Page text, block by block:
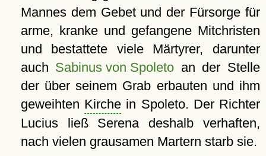
Mannes dem Gebet und der Fürsorge für
arme, kranke und gefangene Mitchristen
und bestattete viele Märtyrer, darunter
auch Sabinus von Spoleto an der Stelle
der über seinem Grab erbauten und ihm
geweihten Kirche in Spoleto. Der Richter
Lucius ließ Serena deshalb verhaften,
nach vielen grausamen Martern starb sie.